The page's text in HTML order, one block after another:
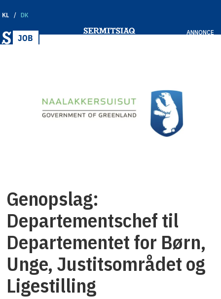
KL DK
ANNONCE
Genopslag:
Departementschef til
Departementet for Børn,
Unge, Justitsområdet og
Ligestilling